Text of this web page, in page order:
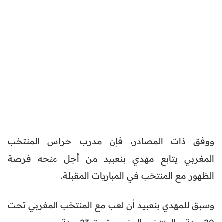
ووفق ذات المصادر، فإن مدرب حراس المنتخب
المغربي يتابع مهدي بنعبيد من أجل منحه فرصة
الظهور مع المنتخب في المباريات المقبلة.
وسبق للمهدي بنعبيد أن لعب مع المنتخب المغربي تحت